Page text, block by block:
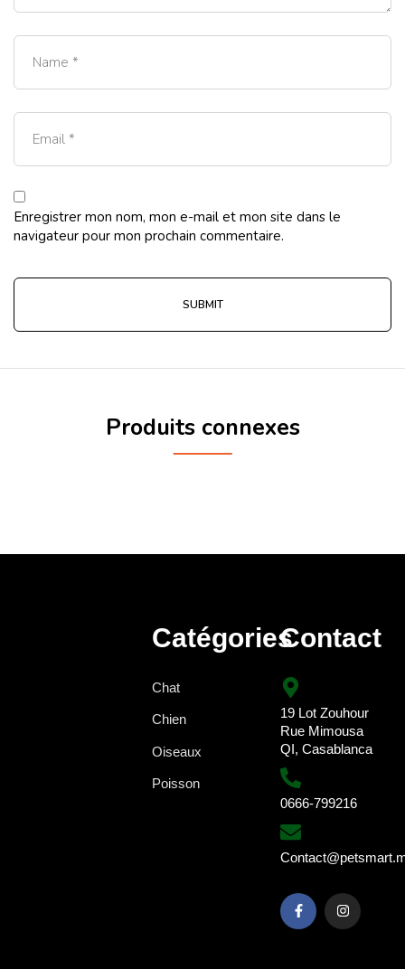
Enregistrer mon nom, mon e-mail et mon site dans le
navigateur pour mon prochain commentaire.
Produits connexes
Catégories
Chat
Chien
Oiseaux
Poisson
Contact
19 Lot Zouhour
Rue Mimousa
QI, Casablanca
0666-799216